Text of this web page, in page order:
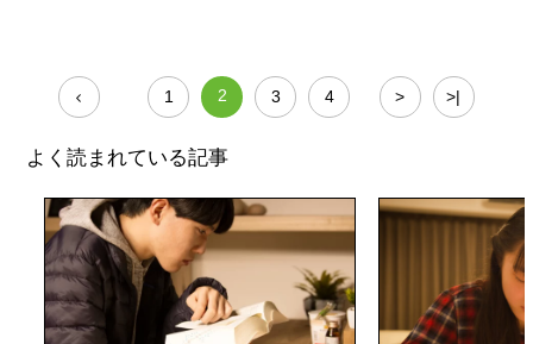
< 1 2 3 4 > >|
よく読まれている記事